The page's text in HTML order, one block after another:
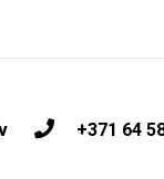
+371 64